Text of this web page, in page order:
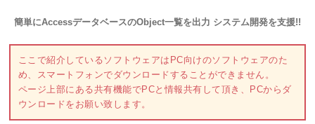
簡単にAccessデータベースのObject一覧を出力 システム開発を支援!!
ここで紹介しているソフトウェアはPC向けのソフトウェアのた
め、スマートフォンでダウンロードすることができません。
ページ上部にある共有機能でPCと情報共有して頂き、PCからダ
ウンロードをお願い致します。